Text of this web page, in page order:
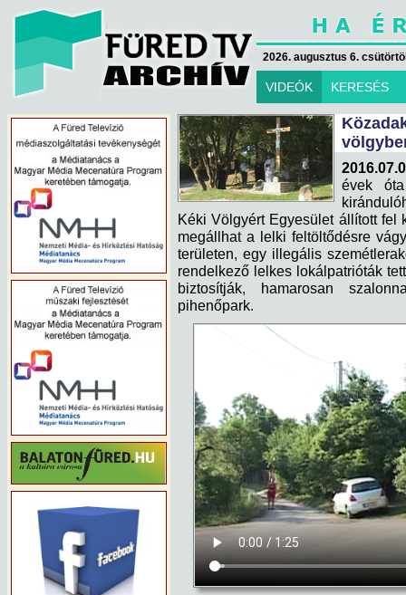
2026. augusztus 6.
VIDEÓK KERESÉS
évek
Kéki Völgyért Egyesület állított fel
megállhat a lelki feltöltődésre
területen, egy illegális
rendelkező lelkes lokálpatrióták
biztosítják, hamarosan
pihenőpark.